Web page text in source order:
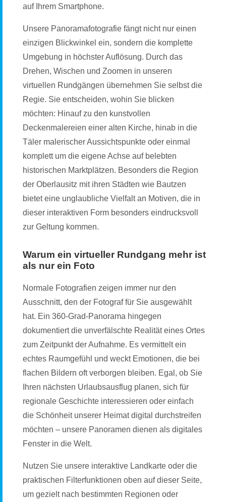
auf Ihrem Smartphone.
Unsere Panoramafotografie fängt nicht nur einen
einzigen Blickwinkel ein, sondern die komplette
Umgebung in höchster Auflösung. Durch das
Drehen, Wischen und Zoomen in unseren
virtuellen Rundgängen übernehmen Sie selbst die
Regie. Sie entscheiden, wohin Sie blicken
möchten: Hinauf zu den kunstvollen
Deckenmalereien einer alten Kirche, hinab in die
Täler malerischer Aussichtspunkte oder einmal
komplett um die eigene Achse auf belebten
historischen Marktplätzen. Besonders die Region
der Oberlausitz mit ihren Städten wie Bautzen
bietet eine unglaubliche Vielfalt an Motiven, die in
dieser interaktiven Form besonders eindrucksvoll
zur Geltung kommen.
Warum ein virtueller Rundgang mehr ist
als nur ein Foto
Normale Fotografien zeigen immer nur den
Ausschnitt, den der Fotograf für Sie ausgewählt
hat. Ein 360-Grad-Panorama hingegen
dokumentiert die unverfälschte Realität eines Ortes
zum Zeitpunkt der Aufnahme. Es vermittelt ein
echtes Raumgefühl und weckt Emotionen, die bei
flachen Bildern oft verborgen bleiben. Egal, ob Sie
Ihren nächsten Urlaubsausflug planen, sich für
regionale Geschichte interessieren oder einfach
die Schönheit unserer Heimat digital durchstreifen
möchten – unsere Panoramen dienen als digitales
Fenster in die Welt.
Nutzen Sie unsere interaktive Landkarte oder die
praktischen Filterfunktionen oben auf dieser Seite,
um gezielt nach bestimmten Regionen oder